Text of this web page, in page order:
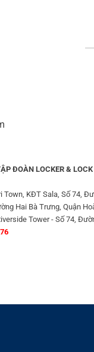
ĐOÀN LOCKER & LOCK
Town, KĐT Sala, Số 74,
Hai Bà Trưng, Quận
Tower - Số 74,